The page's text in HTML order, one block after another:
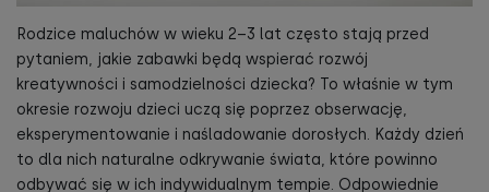
Rodzice maluchów w wieku 2–3 lat często stają przed
pytaniem, jakie zabawki będą wspierać rozwój
kreatywności i samodzielności dziecka? To właśnie w tym
okresie rozwoju dzieci uczą się poprzez obserwację,
eksperymentowanie i naśladowanie dorosłych. Każdy dzień
to dla nich naturalne odkrywanie świata, które powinno
odbywać się w ich indywidualnym tempie. Odpowiednie